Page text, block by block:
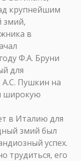
крупнейшим
змий,
в
Ф.А. Бруни
для
А.С. Пушкин на
широкую
в Италию для
змий был
успех.
трудиться, его